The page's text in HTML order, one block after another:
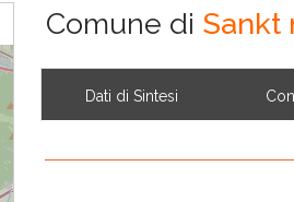
Comune di Sankt
Dati di Sintesi